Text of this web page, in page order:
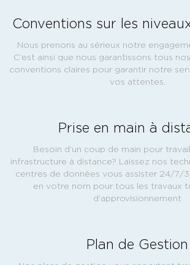
Conventions sur les
Nous prenons au sérieux notre
C’est ainsi que nous garantissons tous
conventions claires pour garantir notre
vos attentes.
Prise en main à
Besoin d'un coup de main pour
infrastructure à distance? Laissez nos
centres de données vous assister 24/7/
en votre nom pour tous les travaux
d'approvisionnement
Plan de Gestion